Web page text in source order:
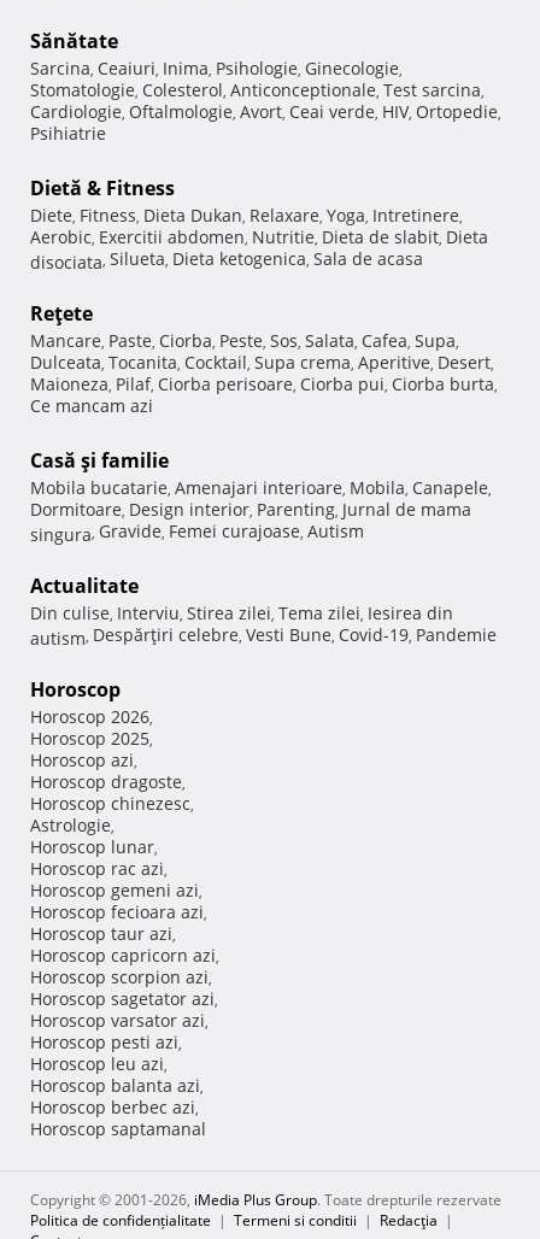
Sănătate
Sarcina, Ceaiuri, Inima, Psihologie, Ginecologie,
Stomatologie, Colesterol, Anticonceptionale, Test sarcina,
Cardiologie, Oftalmologie, Avort, Ceai verde, HIV, Ortopedie,
Psihiatrie
Dietă & Fitness
Diete, Fitness, Dieta Dukan, Relaxare, Yoga, Intretinere,
Aerobic, Exercitii abdomen, Nutritie, Dieta de slabit, Dieta
disociata, Silueta, Dieta ketogenica, Sala de acasa
Reţete
Mancare, Paste, Ciorba, Peste, Sos, Salata, Cafea, Supa,
Dulceata, Tocanita, Cocktail, Supa crema, Aperitive, Desert,
Maioneza, Pilaf, Ciorba perisoare, Ciorba pui, Ciorba burta,
Ce mancam azi
Casă şi familie
Mobila bucatarie, Amenajari interioare, Mobila, Canapele,
Dormitoare, Design interior, Parenting, Jurnal de mama
singura, Gravide, Femei curajoase, Autism
Actualitate
Din culise, Interviu, Stirea zilei, Tema zilei, Iesirea din
autism, Despărţiri celebre, Vesti Bune, Covid-19, Pandemie
Horoscop
Horoscop 2026,
Horoscop 2025,
Horoscop azi,
Horoscop dragoste,
Horoscop chinezesc,
Astrologie,
Horoscop lunar,
Horoscop rac azi,
Horoscop gemeni azi,
Horoscop fecioara azi,
Horoscop taur azi,
Horoscop capricorn azi,
Horoscop scorpion azi,
Horoscop sagetator azi,
Horoscop varsator azi,
Horoscop pesti azi,
Horoscop leu azi,
Horoscop balanta azi,
Horoscop berbec azi,
Horoscop saptamanal
Copyright © 2001-2026, iMedia Plus Group. Toate drepturile rezervate
Politica de confidențialitate | Termeni si conditii | Redacţia |